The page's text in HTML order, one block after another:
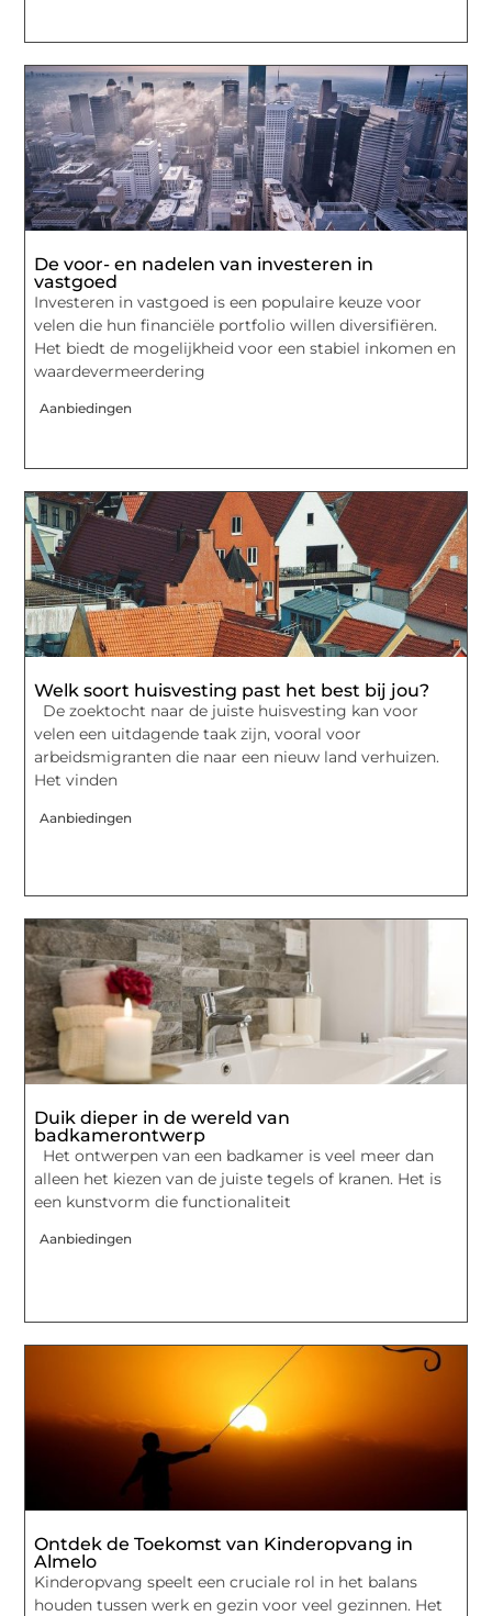
De voor- en nadelen van investeren in
vastgoed
Investeren in vastgoed is een populaire keuze voor
velen die hun financiële portfolio willen diversifiëren.
Het biedt de mogelijkheid voor een stabiel inkomen en
waardevermeerdering
Aanbiedingen
Welk soort huisvesting past het best bij jou?
De zoektocht naar de juiste huisvesting kan voor
velen een uitdagende taak zijn, vooral voor
arbeidsmigranten die naar een nieuw land verhuizen.
Het vinden
Aanbiedingen
Duik dieper in de wereld van
badkamerontwerp
Het ontwerpen van een badkamer is veel meer dan
alleen het kiezen van de juiste tegels of kranen. Het is
een kunstvorm die functionaliteit
Aanbiedingen
Ontdek de Toekomst van Kinderopvang in
Almelo
Kinderopvang speelt een cruciale rol in het balans
houden tussen werk en gezin voor veel gezinnen. Het